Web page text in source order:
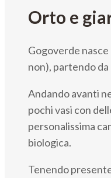
Orto e
Gogoverde
non), partendo
Andando avanti
pochi vasi con
personalissima
biologica.
Tenendo